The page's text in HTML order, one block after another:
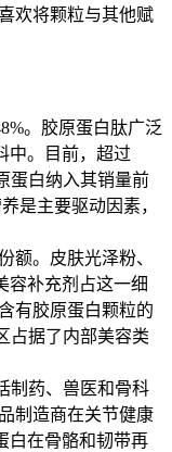
欢将颗粒与其他赋
。胶原蛋白肽广泛
中。目前，超过
蛋白纳入其销量前
是主要驱动因素，
额。皮肤光泽粉、
容补充剂占这一细
有胶原蛋白颗粒的
占据了内部美容类
制药、兽医和骨科
制造商在关节健康
白在骨骼和韧带再